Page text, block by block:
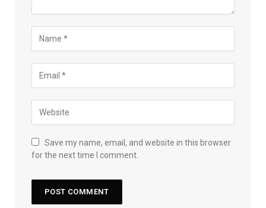
Save my name, email, and website in this browser
for the next time I comment.